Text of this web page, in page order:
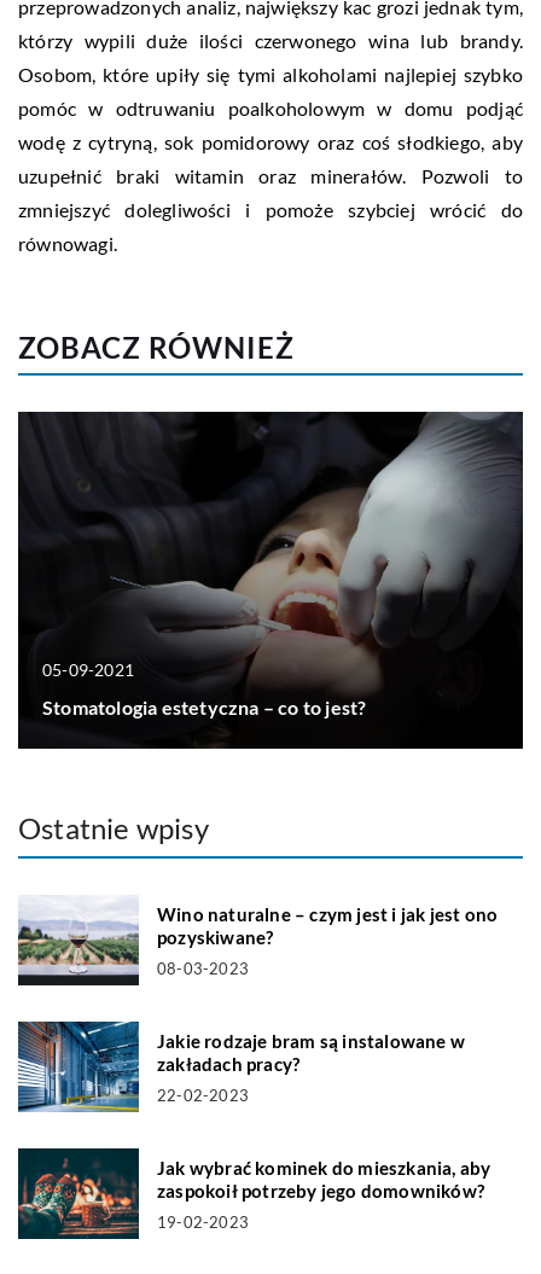
przeprowadzonych analiz, największy kac grozi jednak tym,
którzy wypili duże ilości czerwonego wina lub brandy.
Osobom, które upiły się tymi alkoholami najlepiej szybko
pomóc w odtruwaniu poalkoholowym w domu podjąć
wodę z cytryną, sok pomidorowy oraz coś słodkiego, aby
uzupełnić braki witamin oraz minerałów. Pozwoli to
zmniejszyć dolegliwości i pomoże szybciej wrócić do
równowagi.
ZOBACZ RÓWNIEŻ
05-09-2021
Stomatologia estetyczna – co to jest?
Ostatnie wpisy
Wino naturalne – czym jest i jak jest ono
pozyskiwane?
08-03-2023
Jakie rodzaje bram są instalowane w
zakładach pracy?
22-02-2023
Jak wybrać kominek do mieszkania, aby
zaspokoił potrzeby jego domowników?
19-02-2023